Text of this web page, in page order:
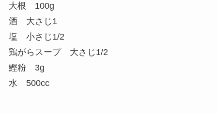
大根 100g
酒 大さじ1
塩 小さじ1/2
鶏がらスープ 大さじ1/2
鰹粉 3g
水 500cc